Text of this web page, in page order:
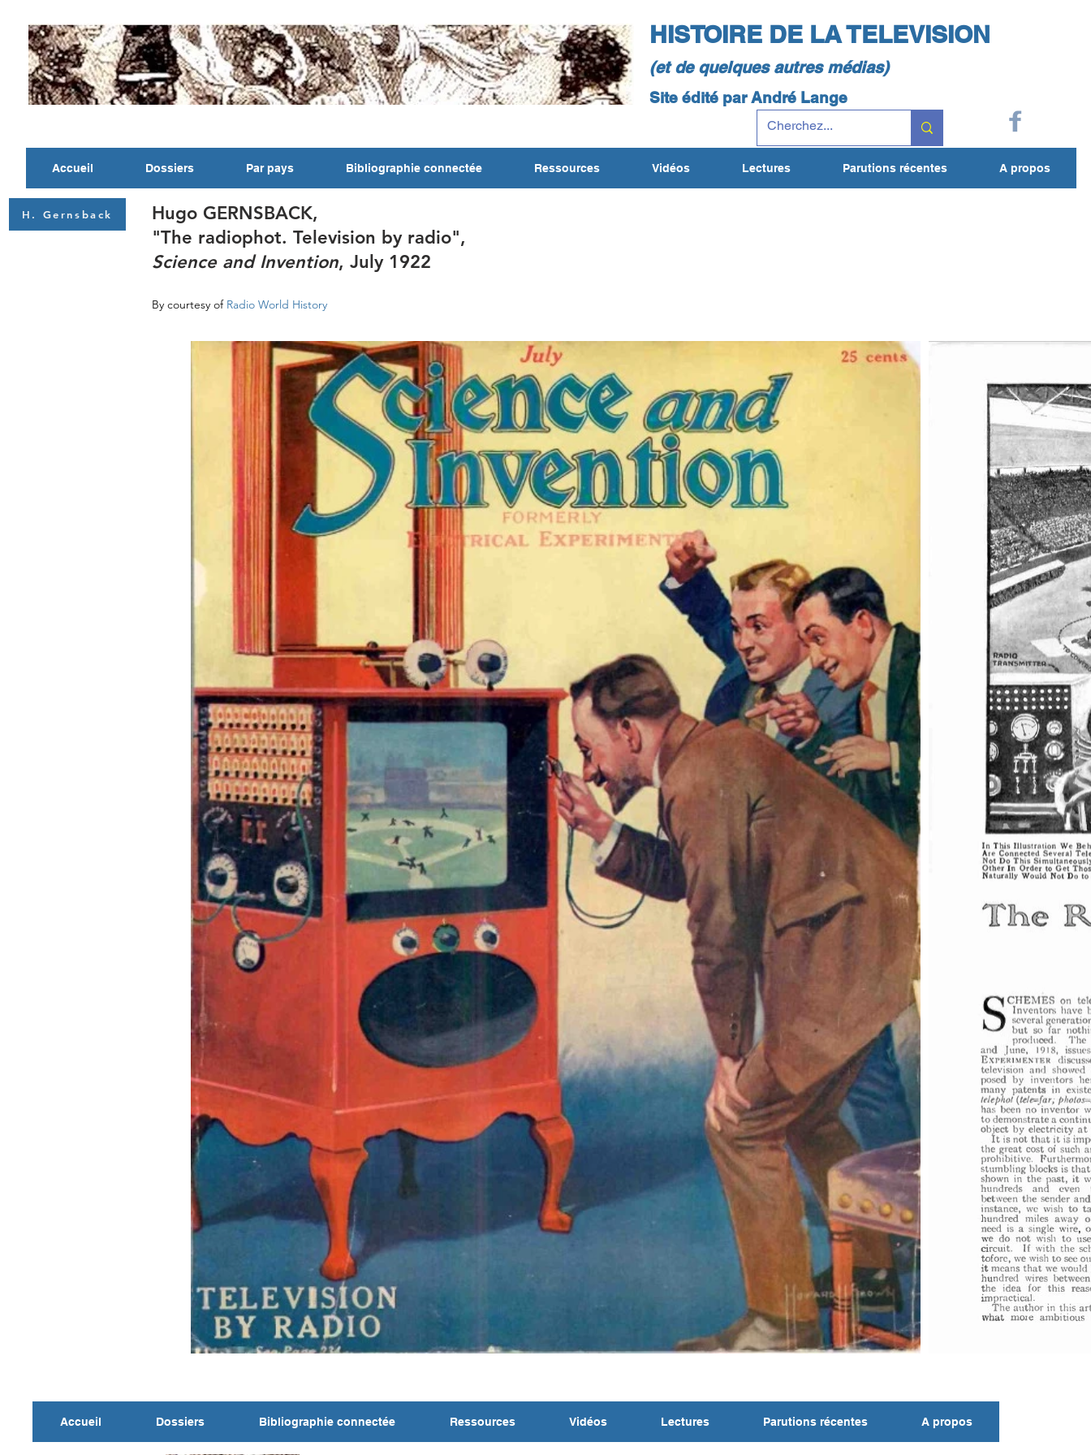
HISTOIRE DE LA TELEVISION
(et de quelques autres médias)
Site édité par André Lange
Accueil Dossiers Par pays Bibliographie connectée Ressources Vidéos Lectures Parutions récentes A propos
H. Gernsback
Hugo GERNSBACK,
"The radiophot. Television by radio",
Science and Invention, July 1922
By courtesy of Radio World History
Accueil Dossiers Bibliographie connectée Ressources Vidéos Lectures Parutions récentes A propos